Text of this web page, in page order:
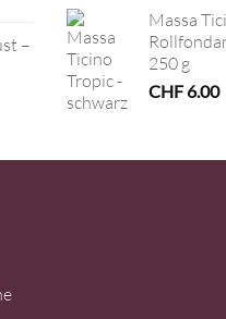
–
Massa
250 g
CHF6.00